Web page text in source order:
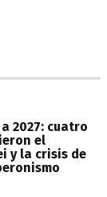
2027: cuatro
el
y la crisis de